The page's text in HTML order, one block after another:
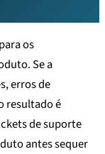
os
Se a
erros de
resultado é
de suporte
antes sequer